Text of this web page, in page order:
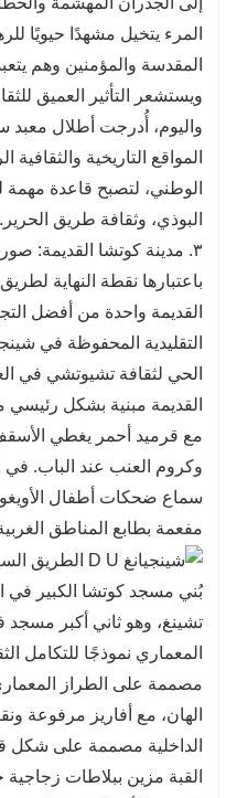
المرء يتخيل مشهدًا حيويًا
المقدسة والمؤمنين وهم
ويستشعر التأثير العميق
واليوم، أُدرجت أطلال
المواقع التاريخية
الوطني، لتصبح قاعدة مهمة
البوذي، وثقافة طريق الحرير.
٣. مدينة كوتشا القديمة: صورة حية لعادات كيوتشي الشعبية
باعتبارها نقطة النهاية
القديمة واحدة من أفضل
التقليدية المحفوظة في
الحي لثقافة تشيوتشي في
القديمة مبنية بشكل
مع قرميد أحمر يغطي
وكروم العنب عند الباب. في
سماع ضحكات أطفال
مفعمة بطابع المناطق
بُني مسجد كوتشا الكبير في
تشينغ، وهو ثاني أكبر مسجد
المعماري نموذجًا للتكامل
مصممة على الطراز
الهان، مع أفاريز مرفوعة
الداخلية مصممة على شكل
القبة مزين ببلاطات